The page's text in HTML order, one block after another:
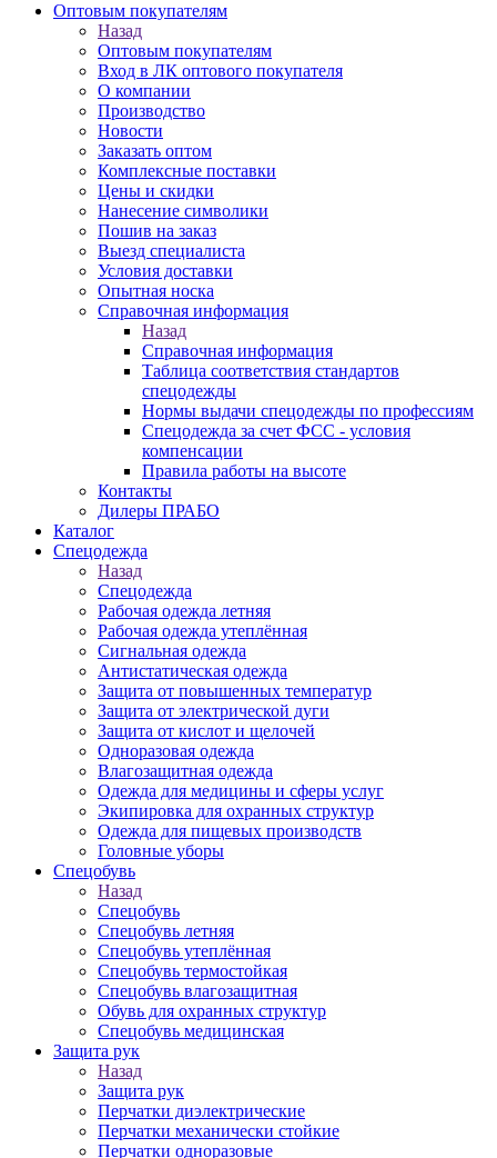
Оптовым покупателям
Назад
Оптовым покупателям
Вход в ЛК оптового покупателя
О компании
Производство
Новости
Заказать оптом
Комплексные поставки
Цены и скидки
Нанесение символики
Пошив на заказ
Выезд специалиста
Условия доставки
Опытная носка
Справочная информация
Назад
Справочная информация
Таблица соответствия стандартов
спецодежды
Нормы выдачи спецодежды по профессиям
Спецодежда за счет ФСС - условия
компенсации
Правила работы на высоте
Контакты
Дилеры ПРАБО
Каталог
Спецодежда
Назад
Спецодежда
Рабочая одежда летняя
Рабочая одежда утеплённая
Сигнальная одежда
Антистатическая одежда
Защита от повышенных температур
Защита от электрической дуги
Защита от кислот и щелочей
Одноразовая одежда
Влагозащитная одежда
Одежда для медицины и сферы услуг
Экипировка для охранных структур
Одежда для пищевых производств
Головные уборы
Спецобувь
Назад
Спецобувь
Спецобувь летняя
Спецобувь утеплённая
Спецобувь термостойкая
Спецобувь влагозащитная
Обувь для охранных структур
Спецобувь медицинская
Защита рук
Назад
Защита рук
Перчатки диэлектрические
Перчатки механически стойкие
Перчатки одноразовые